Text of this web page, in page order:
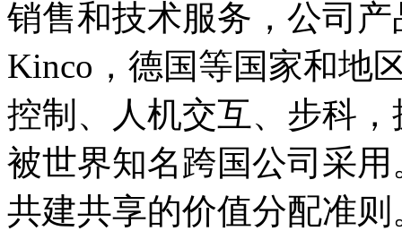
销售和技术服务，公司
Kinco，德国等国家和地
控制、人机交互、步科
被世界知名跨国公司采
共建共享的价值分配准